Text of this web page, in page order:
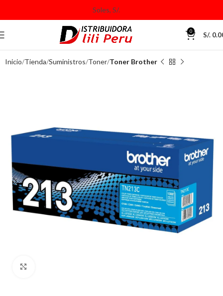
0 S/.
Inicio Tienda Suministros Toner Toner Brother